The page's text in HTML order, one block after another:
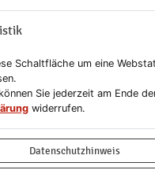
Schaltfläche um eine
Sie jederzeit am Ende
widerrufen.
Datenschutzhinweis